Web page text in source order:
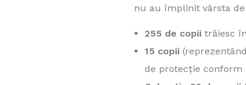
nu au împlinit vârsta
255 de copiitrăiesc
15 copii
de protecție conform